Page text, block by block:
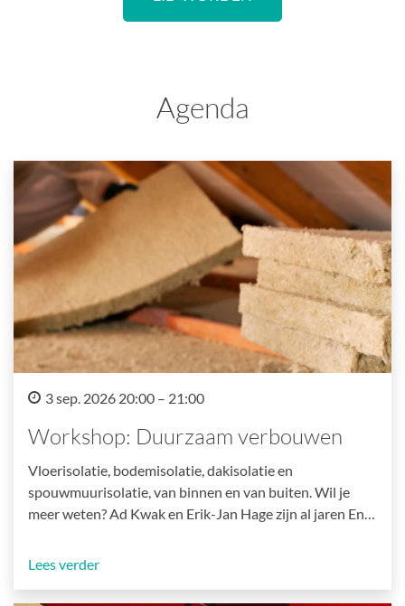
Agenda
3 sep. 2026 20:00 – 21:00
Workshop: Duurzaam verbouwen
Vloerisolatie, bodemisolatie, dakisolatie en
spouwmuurisolatie, van binnen en van buiten. Wil je
meer weten? Ad Kwak en Erik-Jan Hage zijn al jaren En…
Lees verder